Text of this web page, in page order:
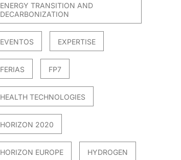
ENERGY TRANSITION AND
DECARBONIZATION
EVENTOS EXPERTISE
FERIAS FP7
HEALTH TECHNOLOGIES
HORIZON 2020
HORIZON EUROPE HYDROGEN